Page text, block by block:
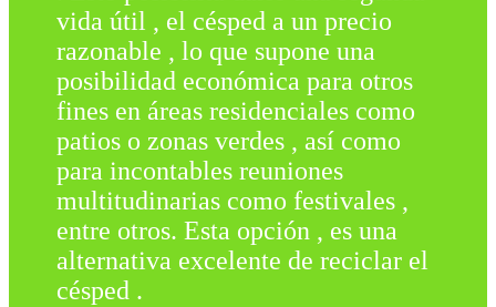
vida útil , el césped a un precio
razonable , lo que supone una
posibilidad económica para otros
fines en áreas residenciales como
patios o zonas verdes , así como
para incontables reuniones
multitudinarias como festivales ,
entre otros. Esta opción , es una
alternativa excelente de reciclar el
césped .